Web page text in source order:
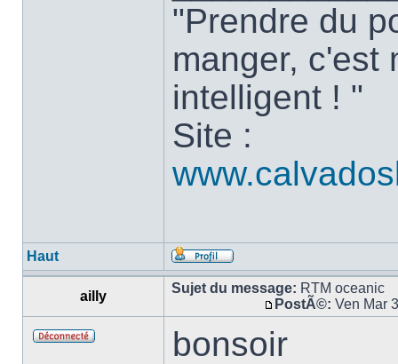
"Prendre du
manger, c'est
intelligent ! "
Site :
Haut
ailly
Sujet du message: RTM oceanic
PostÃ©: Ven Mar
bonsoir